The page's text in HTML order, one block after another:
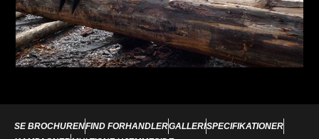
SE BROCHURENFIND FORHANDLERGALLERISPECIFIKATIONER